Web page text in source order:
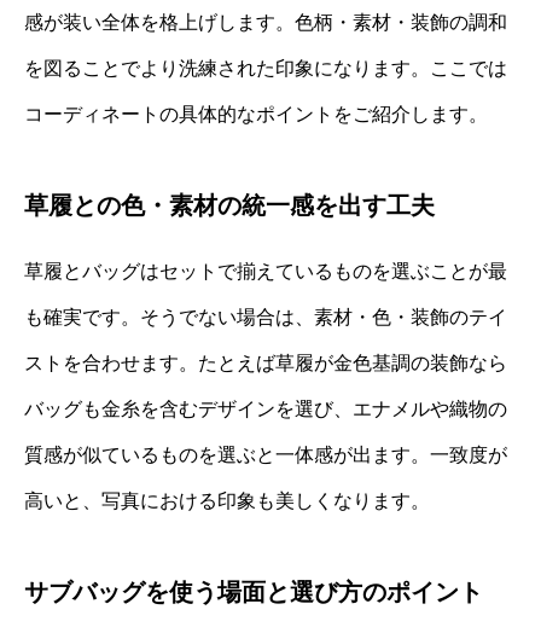
感が装い全体を格上げします。色柄・素材・装飾の調和
を図ることでより洗練された印象になります。ここでは
コーディネートの具体的なポイントをご紹介します。
草履との色・素材の統一感を出す工夫
草履とバッグはセットで揃えているものを選ぶことが最
も確実です。そうでない場合は、素材・色・装飾のテイ
ストを合わせます。たとえば草履が金色基調の装飾なら
バッグも金糸を含むデザインを選び、エナメルや織物の
質感が似ているものを選ぶと一体感が出ます。一致度が
高いと、写真における印象も美しくなります。
サブバッグを使う場面と選び方のポイント